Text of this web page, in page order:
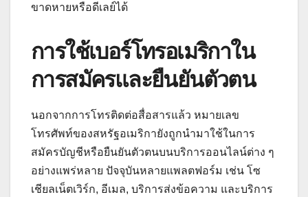
ขาดหายหรือดีเลย์ได้
การใช้เบอร์โทรอเมริกาใน
การสมัครและยืนยันตัวตน
นอกจากการโทรติดต่อสื่อสารแล้ว หมายเลข
โทรศัพท์ของสหรัฐอเมริกายังถูกนำมาใช้ในการ
สมัครบัญชีหรือยืนยันตัวตนบนบริการออนไลน์ต่าง ๆ
อย่างแพร่หลาย ปัจจุบันหลายแพลตฟอร์ม เช่น โซ
เชียลเน็ตเวิร์ก, อีเมล, บริการส่งข้อความ และบริการ